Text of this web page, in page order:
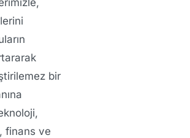
bir
finans ve